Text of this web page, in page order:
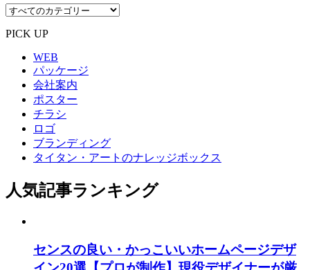
PICK UP
WEB
パッケージ
会社案内
ポスター
チラシ
ロゴ
ブランディング
タイタン・アートのナレッジボックス
人気記事ランキング
センスの良い・かっこいいホームページデザ